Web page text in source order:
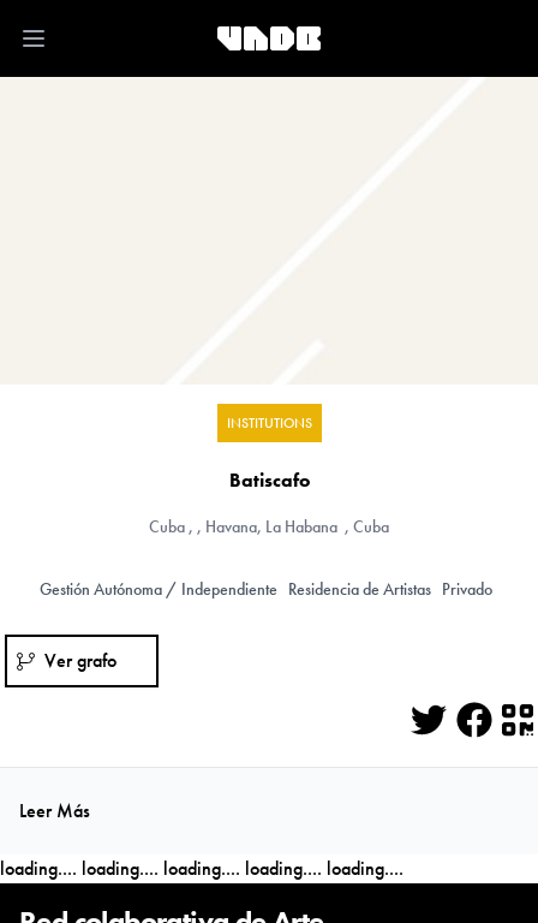
Open main menu
INSTITUTIONS
Batiscafo
Cuba , , Havana, La Habana , Cuba
Gestión Autónoma / Independiente Residencia de Artistas Privado
Ver grafo
Twitter
Leer Más
loading.... loading.... loading.... loading.... loading....